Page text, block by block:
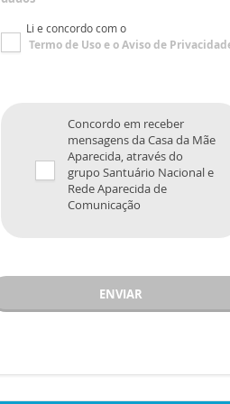
Li e concordo com o
Termo de Usoe oAviso de
Concordo em receber
mensagens da Casa da Mãe
Aparecida, através do
grupo Santuário Nacional e
Rede Aparecida de
Comunicação
ENVIAR